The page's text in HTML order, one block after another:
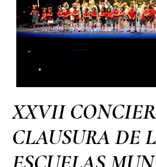
XXVII
CLAUSURA DE